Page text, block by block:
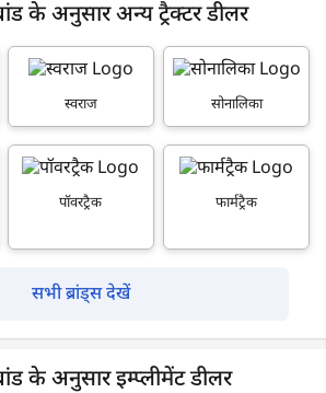
के अनुसार अन्य ट्रैक्टर डीलर
स्वराज सोनालिका
पॉवरट्रैक फार्मट्रैक
सभी ब्रांड्स देखें
के अनुसार इम्प्लीमेंट डीलर